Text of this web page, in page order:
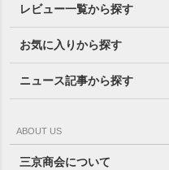
レビュー一覧から探す
お気に入りから探す
ニュース記事から探す
ABOUT US
三京商会について